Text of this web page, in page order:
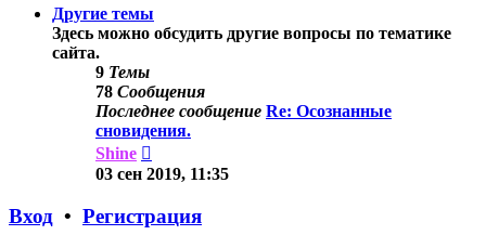
сообщению
Другие темы
Здесь можно обсудить другие вопросы по тематике
сайта.
9 Темы
78 Сообщения
Последнее сообщение Re: Осознанные
сновидения.
Shine
к
03 сен 2019, 11:35
Вход • Регистрация